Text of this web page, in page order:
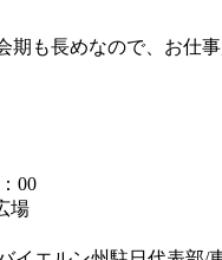
も長めなので、お仕
00
場